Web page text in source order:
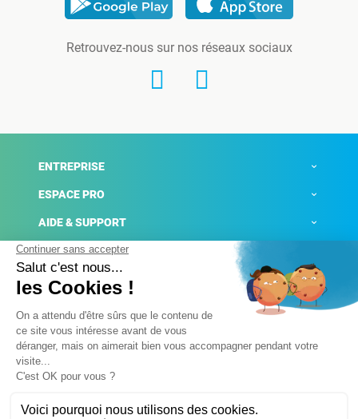
Retrouvez-nous sur nos réseaux sociaux
ENTREPRISE
ESPACE PRO
AIDE & SUPPORT
ACTUALITÉS
Mentions légales